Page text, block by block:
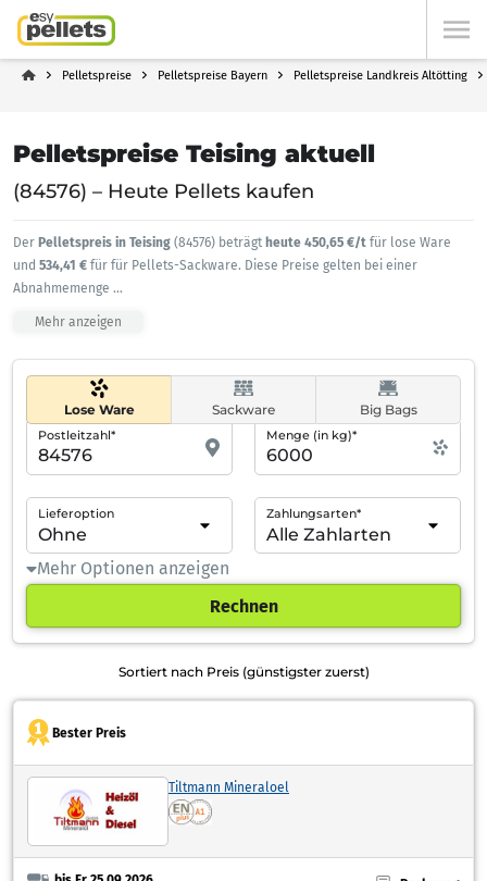
Pelletspreise Pelletspreise Bayern Pelletspreise Landkreis Altötting
Pelletspreise Teising aktuell
(84576) – Heute Pellets kaufen
Der Pelletspreis in Teising (84576) beträgt heute 450,65 €/t für lose Ware
und 534,41 € für für Pellets-Sackware. Diese Preise gelten bei einer
Abnahmemenge ...
Mehr anzeigen
Lose Ware Sackware Big Bags
Postleitzahl* Menge (in kg)*
Lieferoption Zahlungsarten*
Mehr Optionen anzeigen
Rechnen
Sortiert nach Preis (günstigster zuerst)
Bester Preis
Tiltmann Mineraloel